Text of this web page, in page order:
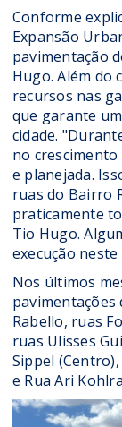
Conforme
Expansão
pavimentação
Hugo. Além do
recursos nas
que garante
cidade.
no
e planejada.
ruas do Bairro
praticamente
Tio Hugo.
execução
Nos últimos
Rabello, ruas
ruas Ulisses
Sippel
e Rua Ari